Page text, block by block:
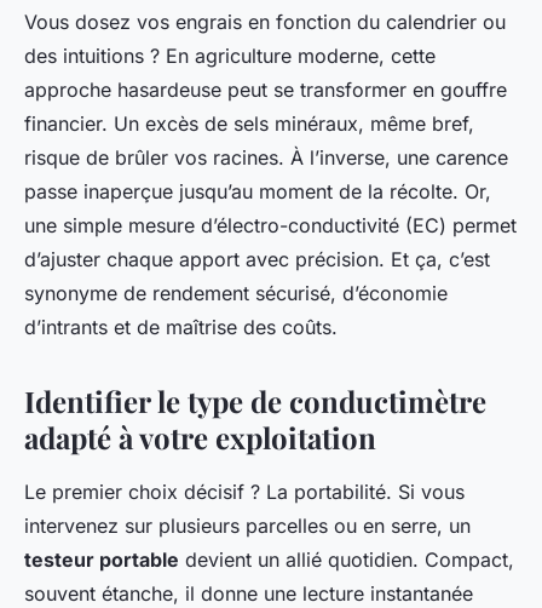
Comment choisir un
conductimètre pour vos
besoins spécifiques
Nicet•02/06/2026 09:24•8 min de lecture
Vous dosez vos engrais en fonction du calendrier ou
des intuitions ? En agriculture moderne, cette
approche hasardeuse peut se transformer en gouffre
financier. Un excès de sels minéraux, même bref,
risque de brûler vos racines. À l’inverse, une carence
passe inaperçue jusqu’au moment de la récolte. Or,
une simple mesure d’électro-conductivité (EC) permet
d’ajuster chaque apport avec précision. Et ça, c’est
synonyme de rendement sécurisé, d’économie
d’intrants et de maîtrise des coûts.
Identifier le type de conductimètre
adapté à votre exploitation
Le premier choix décisif ? La portabilité. Si vous
intervenez sur plusieurs parcelles ou en serre, un
testeur portable devient un allié quotidien. Compact,
souvent étanche, il donne une lecture instantanée